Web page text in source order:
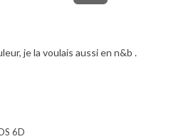
je la voulais aussi en n&b .
6D